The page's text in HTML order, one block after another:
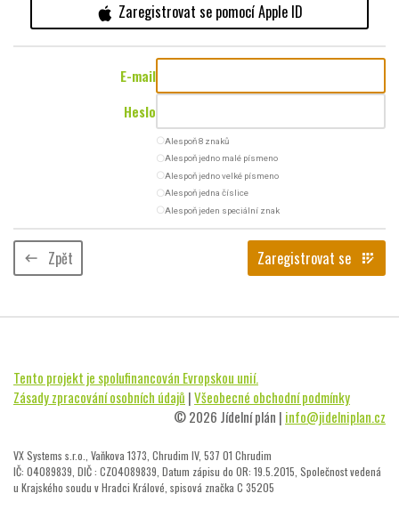
Zaregistrovat se pomocí Apple ID
E-mail
Heslo
radio_button_uncheckedAlespoň 8 znaků
radio_button_uncheckedAlespoň jedno malé písmeno
radio_button_uncheckedAlespoň jedno velké písmeno
radio_button_uncheckedAlespoň jedna číslice
radio_button_uncheckedAlespoň jeden speciální znak
keyboard_backspace Zpět Zaregistrovat se app_registration
Tento projekt je spolufinancován Evropskou unií.
Zásady zpracování osobních údajů |Všeobecné obchodní podmínky
© 2026 Jídelní plán | info@jidelniplan.cz
VX Systems s.r.o., Vaňkova 1373, Chrudim IV, 537 01 Chrudim
IČ: 04089839, DIČ : CZ04089839, Datum zápisu do OR: 19.5.2015, Společnost vedená
u Krajského soudu v Hradci Králové, spisová značka C 35205